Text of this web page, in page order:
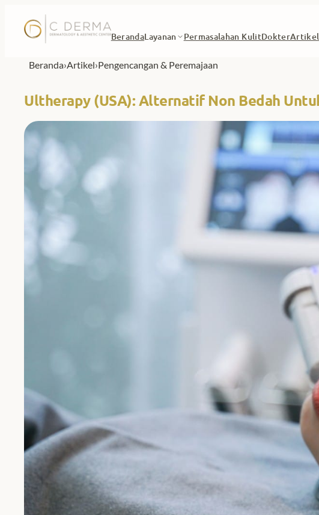
Lewati ke konten
BerandaLayanan Permasalahan KulitDokterArtikel
Beranda›Artikel›Pengencangan & Peremajaan
Ultherapy (USA): Alternatif Non Bedah